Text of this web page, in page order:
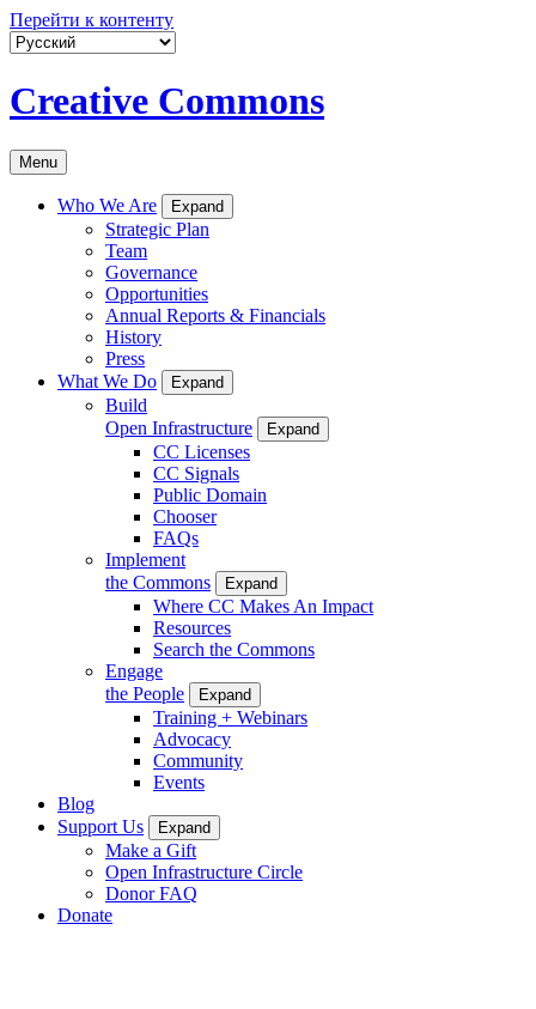
Перейти к контенту
Creative Commons
Menu
Who We Are Expand
Strategic Plan
Team
Governance
Opportunities
Annual Reports & Financials
History
Press
What We Do
Expand
Build
Open Infrastructure
Expand
CC Licenses
CC Signals
Public Domain
Chooser
FAQs
Implement
the Commons
Expand
Where CC Makes An Impact
Resources
Search the Commons
Engage
the People
Expand
Training + Webinars
Advocacy
Community
Events
Blog
Support Us
Expand
Make a Gift
Open Infrastructure Circle
Donor FAQ
Donate